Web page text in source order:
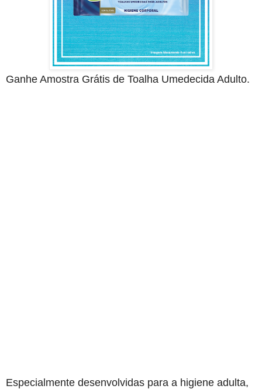
Ganhe Amostra Grátis de Toalha Umedecida Adulto.
Especialmente desenvolvidas para a higiene adulta,